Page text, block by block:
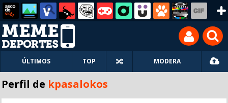
ÚLTIMOS TOP MODERA
Perfil de kpasalokos